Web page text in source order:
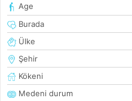
Age
Burada
Ülke
Şehir
Kökeni
Medeni durum